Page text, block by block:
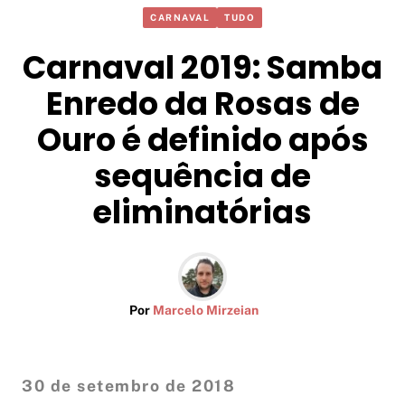
CARNAVAL TUDO
Carnaval 2019: Samba
Enredo da Rosas de
Ouro é definido após
sequência de
eliminatórias
Por Marcelo Mirzeian
30 de setembro de 2018